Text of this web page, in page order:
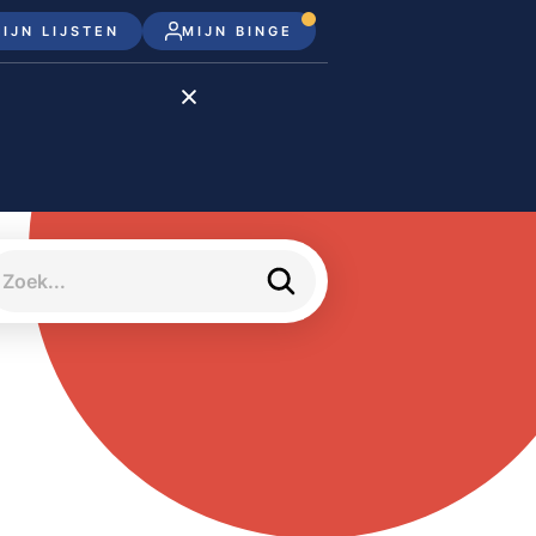
LIJSTEN MIJN BINGE
Disney+
meJane